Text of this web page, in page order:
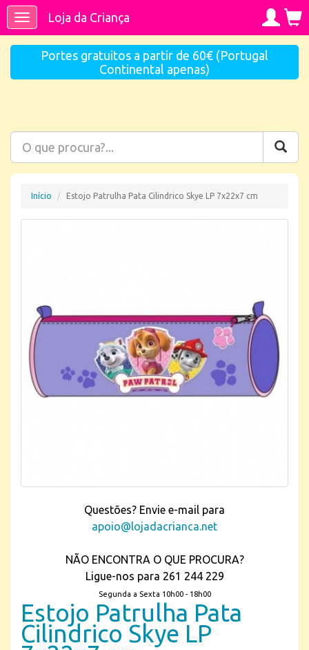
ToggleLoja da Criança
Portes gratuitos a partir de 60€ (Portugal
Continental apenas)
Início Estojo Patrulha Pata Cilindrico Skye LP 7x22x7 cm
Questões? Envie e-mail para
apoio@lojadacrianca.net
NÃO ENCONTRA O QUE PROCURA?
Ligue-nos para 261 244 229
Segunda a Sexta 10h00 - 18h00
Estojo Patrulha Pata
Cilindrico Skye LP